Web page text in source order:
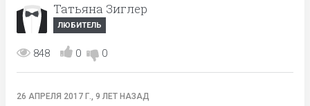
Татьяна Зиглер
ЛЮБИТЕЛЬ
848 0 0
26 АПРЕЛЯ 2017 Г., 9 ЛЕТ НАЗАД